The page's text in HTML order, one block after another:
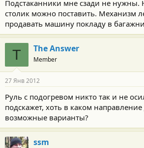
Подстаканники мне сзади не нужны.
столик можно поставить. Механизм
продавать машину покладу в
T The Answer
Member
27 Янв 2012
Руль с подогревом никто так и не
подскажет, хоть в каком направление
возможные варианты?
ssm